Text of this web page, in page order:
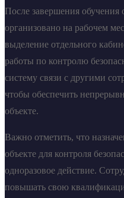
После завершения
организовано на рабочем
выделение отдельного
работы по контролю
систему связи с другими
чтобы обеспечить
объекте.
Важно отметить, что
объекте для контроля
одноразовое действие.
повышать свою